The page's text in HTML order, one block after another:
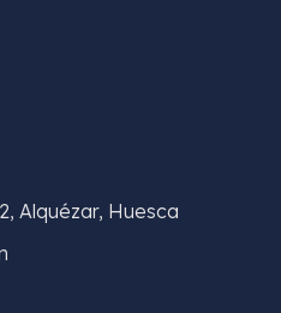
Alquézar, Huesca